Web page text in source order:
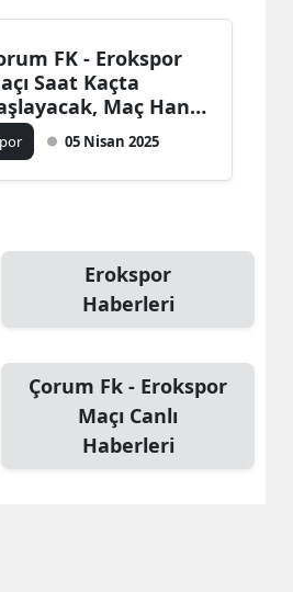
FK - Erokspor
Saat Kaçta
Maç Hangi
Yayınlanacak?
11 ler Maçı Canlı izle
05 Nisan 2025
Erokspor
Haberleri
Çorum Fk - Erokspor
Maçı Canlı
Haberleri